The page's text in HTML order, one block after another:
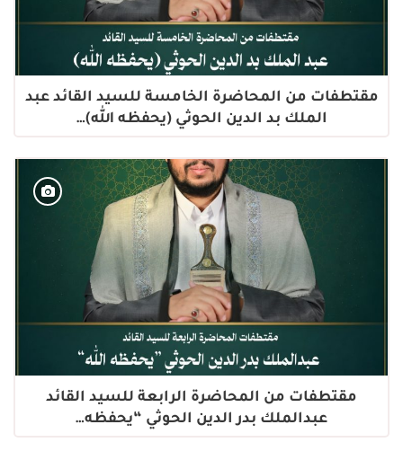
مقتطفات من المحاضرة الخامسة للسيد القائد عبد
الملك بد الدين الحوثي (يحفظه الله)…
مقتطفات من المحاضرة الرابعة للسيد القائد
عبدالملك بدر الدين الحوثي “يحفظه…